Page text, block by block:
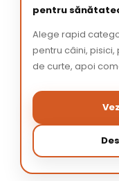
pentru
Alege rapid
pentru câini,
de curte, apoi